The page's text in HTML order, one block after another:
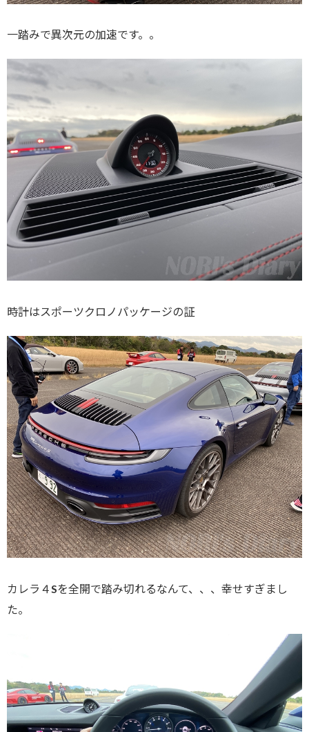
一踏みで異次元の加速です。。
時計はスポーツクロノパッケージの証
カレラ４Sを全開で踏み切れるなんて、、、幸せすぎまし
た。